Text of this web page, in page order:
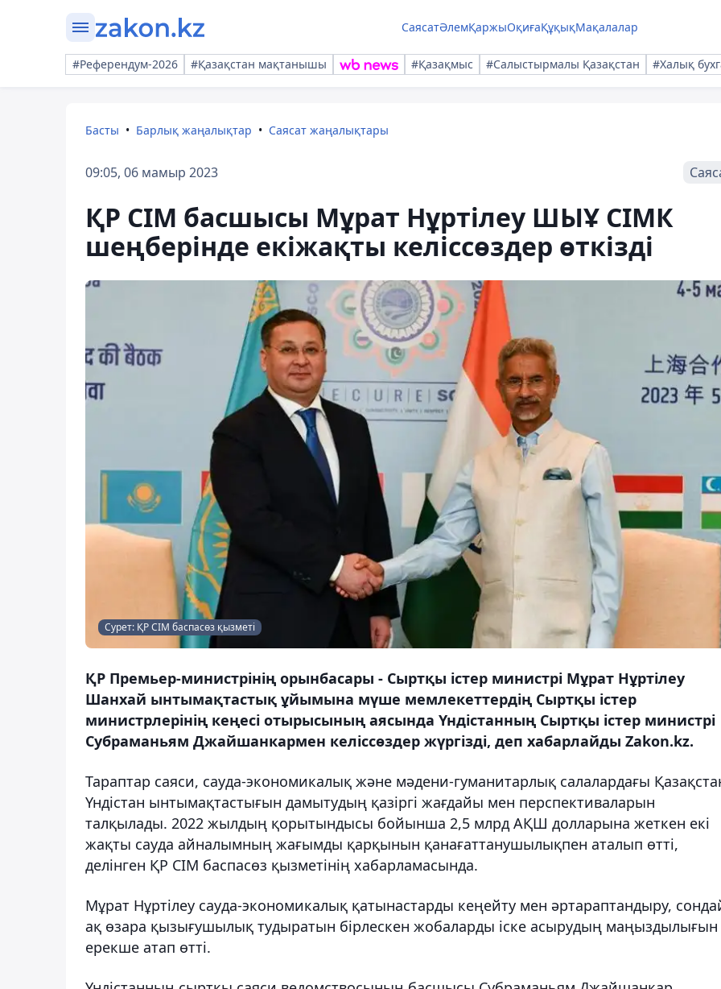
СаясатӘлемҚаржыОқиғаҚұқықМақалалар
#Референдум-2026 #Қазақстан мақтанышы #Қазақмыс #Салыстырмалы Қазақстан #Халық
Басты Барлық жаңалықтар Саясат жаңалықтары
09:05, 06 мамыр 2023
ҚР СІМ басшысы Мұрат Нұртілеу ШЫҰ СІМК
шеңберінде екіжақты келіссөздер өткізді
Сурет: ҚР СІМ баспасөз қызметі
ҚР Премьер-министрінің орынбасары - Сыртқы істер министрі Мұрат Нұртілеу
Шанхай ынтымақтастық ұйымына мүше мемлекеттердің Сыртқы істер
министрлерінің кеңесі отырысының аясында Үндістанның Сыртқы істер министрі
Субраманьям Джайшанкармен келіссөздер жүргізді, деп хабарлайды Zakon.kz.
Тараптар саяси, сауда-экономикалық және мәдени-гуманитарлық салалардағы
Үндістан ынтымақтастығын дамытудың қазіргі жағдайы мен перспективаларын
талқылады. 2022 жылдың қорытындысы бойынша 2,5 млрд АҚШ долларына жеткен екі
жақты сауда айналымның жағымды қарқынын қанағаттанушылықпен аталып өтті,
делінген ҚР СІМ баспасөз қызметінің хабарламасында.
Мұрат Нұртілеу сауда-экономикалық қатынастарды кеңейту мен әртараптандыру,
ақ өзара қызығушылық тудыратын бірлескен жобаларды іске асырудың маңыздылығын
ерекше атап өтті.